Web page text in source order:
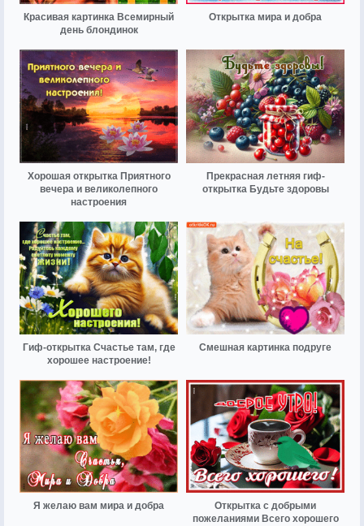
Красивая картинка Всемирный
день блондинок
Открытка мира и добра
Хорошая открытка Приятного
вечера и великолепного
настроения
Прекрасная летняя гиф-
открытка Будьте здоровы
Гиф-открытка Счастье там, где
хорошее настроение!
Смешная картинка подруге
Я желаю вам мира и добра
Открытка с добрыми
пожеланиями Всего хорошего